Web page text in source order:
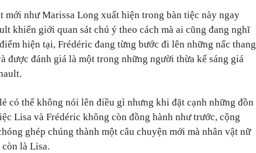
mới như Marissa Long xuất hiện trong bàn tiệc này ngay
khiến giới quan sát chú ý theo cách mà ai cũng đang nghĩ
hiện tại, Frédéric đang từng bước đi lên những nấc thang
được đánh giá là một trong những người thừa kế sáng giá
có thể không nói lên điều gì nhưng khi đặt cạnh những đồn
Lisa và Frédéric không còn đồng hành như trước, cộng
ghép chúng thành một câu chuyện mới mà nhân vật nữ
là Lisa.